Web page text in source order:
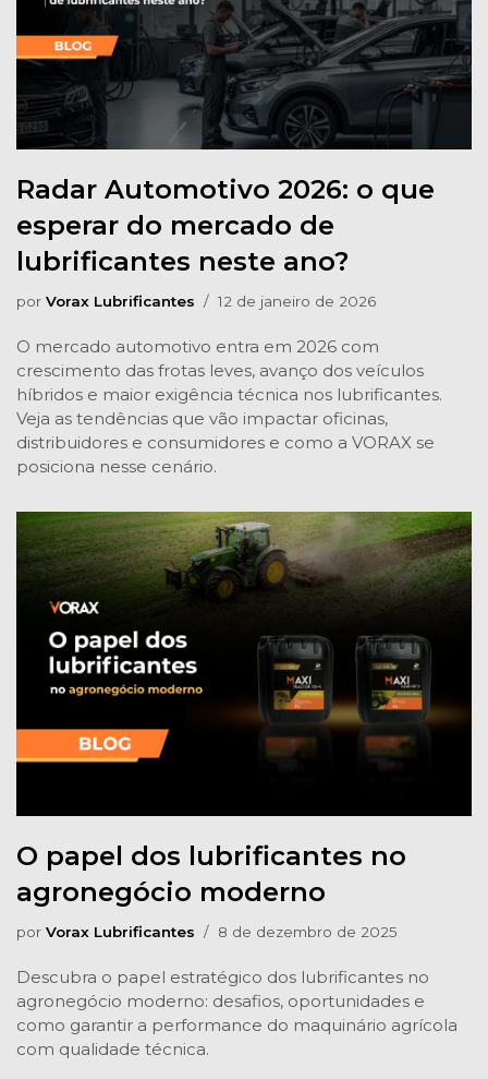
Radar Automotivo 2026: o que
esperar do mercado de
lubrificantes neste ano?
por Vorax Lubrificantes 12 de janeiro de 2026
O mercado automotivo entra em 2026 com
crescimento das frotas leves, avanço dos veículos
híbridos e maior exigência técnica nos lubrificantes.
Veja as tendências que vão impactar oficinas,
distribuidores e consumidores e como a VORAX se
posiciona nesse cenário.
O papel dos lubrificantes no
agronegócio moderno
por Vorax Lubrificantes 8 de dezembro de 2025
Descubra o papel estratégico dos lubrificantes no
agronegócio moderno: desafios, oportunidades e
como garantir a performance do maquinário agrícola
com qualidade técnica.